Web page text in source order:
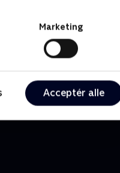
Marketing
Acceptér alle